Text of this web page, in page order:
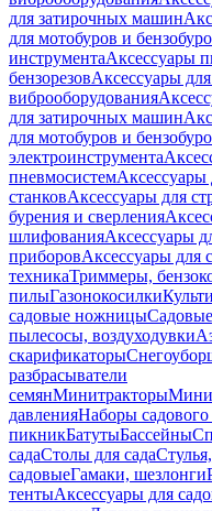
для затирочных машин
для мотобуров и
инструментаАксессуары
бензорезовАксессуары
виброоборудования
для затирочных машин
для мотобуров и
электроинструмента
пневмосистемАксессуары
станковАксессуары для
бурения и сверления
шлифованияАксессуары
приборовАксессуары для
техникаТриммеры,
пилыГазонокосилки
садовые ножницы
пылесосы, воздуходувки
скарификаторы
разбрасыватели
семянМинитракторы
давленияНаборы садового
пикникБатутыБассейны
садаСтолы для сада
садовыеГамаки, шезлонги
тентыАксессуары для